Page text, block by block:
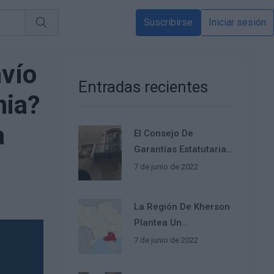
Suscribirse Iniciar sesión
Entradas recientes
El Consejo De
Garantías Estatutarias
Avala La Propuesta De
7 de junio de 2022
La Región De Kherson
Plantea Un
Referéndum Para
7 de junio de 2022